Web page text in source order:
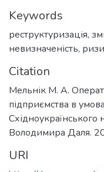
Keywords
реструктуризація,
невизначеність,
Citation
Мельнік М. А.
підприємства в
Східноукраїнського
Володимира Даля.
URI